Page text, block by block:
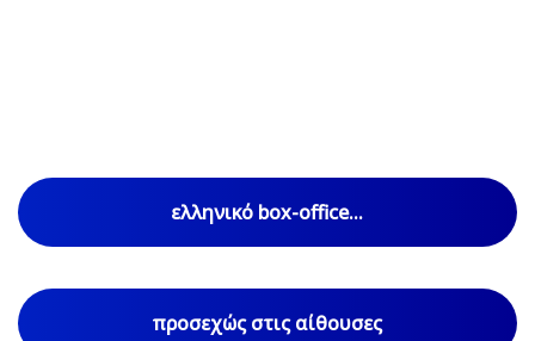
ελληνικό box-office...
προσεχώς στις αίθουσες